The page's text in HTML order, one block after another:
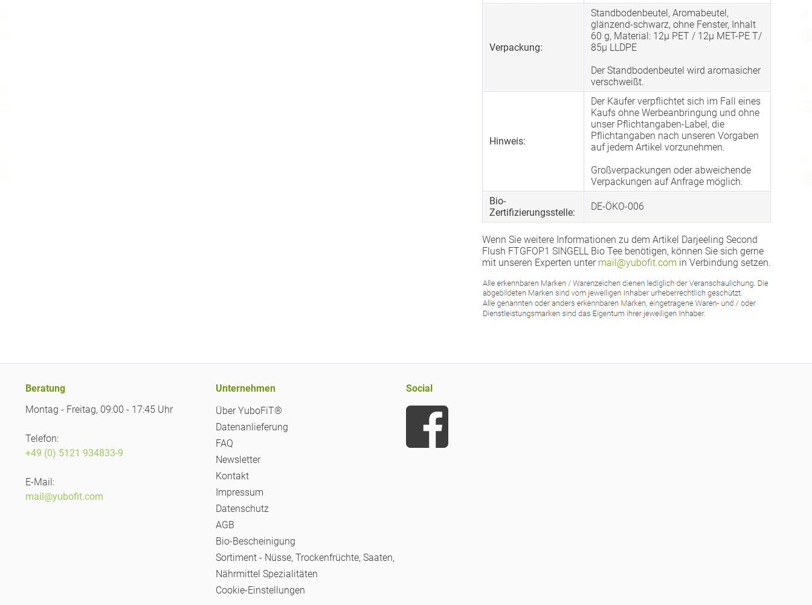
Verpackung:
Standbodenbeutel, Aromabeutel,
glänzend-schwarz, ohne Fenster, Inhalt
60 g, Material: 12µ PET / 12µ MET-PE T/
85µ LLDPE
Der Standbodenbeutel wird aromasicher
verschweißt.
Hinweis:
Der Käufer verpflichtet sich im Fall eines
Kaufs ohne Werbeanbringung und ohne
unser Pflichtangaben-Label, die
Pflichtangaben nach unseren Vorgaben
auf jedem Artikel vorzunehmen.
Großverpackungen oder abweichende
Verpackungen auf Anfrage möglich.
Bio-
Zertifizierungsstelle:
DE-ÖKO-006
Wenn Sie weitere Informationen zu dem Artikel Darjeeling Second
Flush FTGFOP1 SINGELL Bio Tee benötigen, können Sie sich gerne
mit unseren Experten unter mail@yubofit.com in Verbindung setzen.
Beratung
Montag - Freitag, 09:00 - 17:45 Uhr
Telefon:
+49 (0) 5121 934833-9
E-Mail:
mail@yubofit.com
Unternehmen
Über YuboFiT®
Datenanlieferung
FAQ
Newsletter
Kontakt
Impressum
Datenschutz
AGB
Bio-Bescheinigung
Sortiment - Nüsse, Trockenfrüchte, Saaten,
Nährmittel Spezialitäten
Cookie-Einstellungen
Social